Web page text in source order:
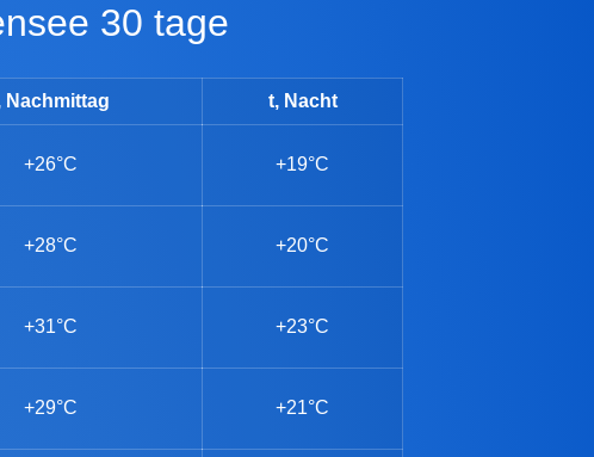
30 tage
Nachmittag t, Nacht
+26°C +19°C
+28°C +20°C
+31°C +23°C
+29°C +21°C